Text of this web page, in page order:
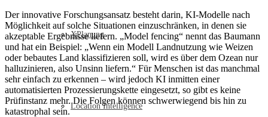
XPlanung
Location Intelligence
Der innovative Forschungsansatz besteht darin, KI-Modelle nach
Möglichkeit auf solche Situationen einzuschränken, in denen sie
akzeptable Ergebnisse liefern. „Model fencing“ nennt das Baumann
und hat ein Beispiel: „Wenn ein Modell Landnutzung wie Weizen
oder bebautes Land klassifizieren soll, wird es über dem Ozean nur
halluzinieren, also Unsinn liefern.“ Für Menschen ist das manchmal
sehr einfach zu erkennen – wird jedoch KI inmitten einer
automatisierten Prozessierungskette eingesetzt, so gibt es keine
Prüfinstanz mehr. Die Folgen können schwerwiegend bis hin zu
katastrophal sein.